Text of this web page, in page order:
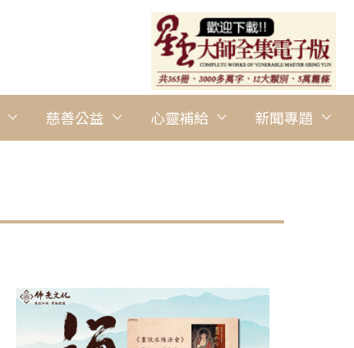
慈善公益 心靈補給 新聞專題
圖說：班級小朋友享用復蔬餐。 圖/國際佛光會中區第二督導區提